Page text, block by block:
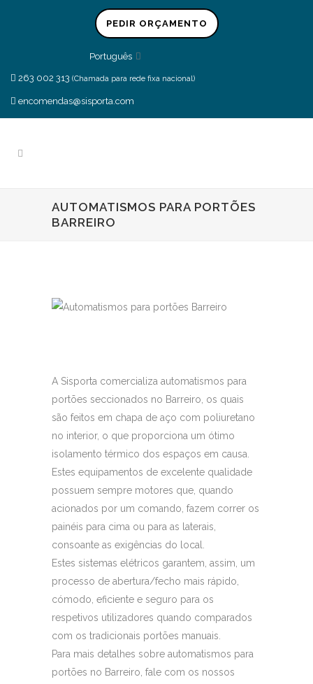
PEDIR ORÇAMENTO
Português
263 002 313 (Chamada para rede fixa nacional)
encomendas@sisporta.com
AUTOMATISMOS PARA PORTÕES
BARREIRO
A Sisporta comercializa automatismos para
portões seccionados no Barreiro, os quais
são feitos em chapa de aço com poliuretano
no interior, o que proporciona um ótimo
isolamento térmico dos espaços em causa.
Estes equipamentos de excelente qualidade
possuem sempre motores que, quando
acionados por um comando, fazem correr os
painéis para cima ou para as laterais,
consoante as exigências do local.
Estes sistemas elétricos garantem, assim, um
processo de abertura/fecho mais rápido,
cómodo, eficiente e seguro para os
respetivos utilizadores quando comparados
com os tradicionais portões manuais.
Para mais detalhes sobre automatismos para
portões no Barreiro, fale com os nossos